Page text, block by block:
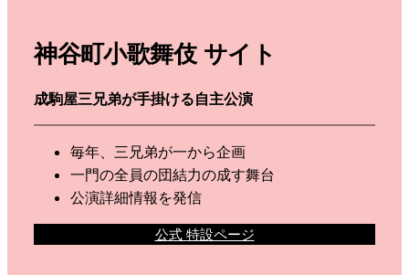
神谷町小歌舞伎 サイト
成駒屋三兄弟が手掛ける自主公演
毎年、三兄弟が一から企画
一門の全員の団結力の成す舞台
公演詳細情報を発信
公式 特設ページ